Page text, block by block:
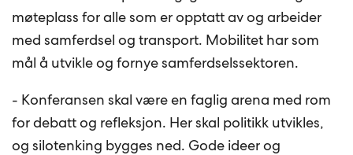
møteplass for alle som er opptatt av og arbeider
med samferdsel og transport. Mobilitet har som
mål å utvikle og fornye samferdselssektoren.
- Konferansen skal være en faglig arena med rom
for debatt og refleksjon. Her skal politikk utvikles,
og silotenking bygges ned. Gode ideer og